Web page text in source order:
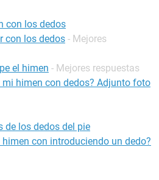
con los dedos
con los dedos - Mejores
el himen - Mejores respuestas
himen con dedos? Adjunto foto
de los dedos del pie
con introduciendo un dedo?